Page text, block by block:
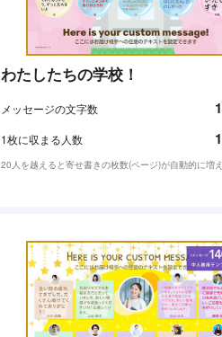
わたしたちの学校！
メッセージの文字数
1枚に収まる人数
20人を越えると寄せ書きの枚数(ページ)が自動的に増